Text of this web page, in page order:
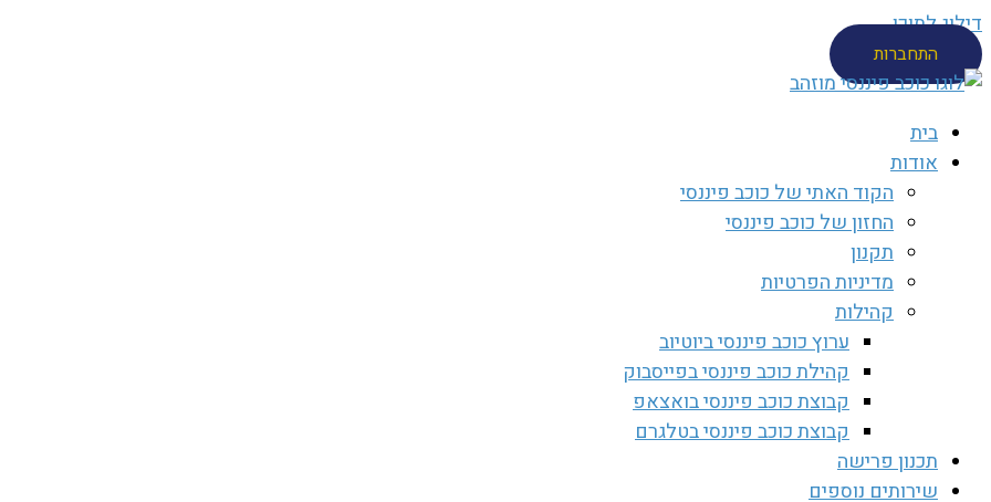
דילוג לתוכן
התחברות
בית
אודות
הקוד האתי של כוכב פיננסי
החזון של כוכב פיננסי
תקנון
מדיניות הפרטיות
קהילות
ערוץ כוכב פיננסי ביוטיוב
קהילת כוכב פיננסי בפייסבוק
קבוצת כוכב פיננסי בואצאפ
קבוצת כוכב פיננסי בטלגרם
תכנון פרישה
שירותים נוספים